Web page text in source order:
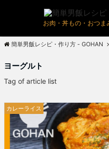
お肉・丼もの・おつま
簡単男飯レシピ・作り方 - GOHAN
ヨーグルト
Tag of article list
カレーライス